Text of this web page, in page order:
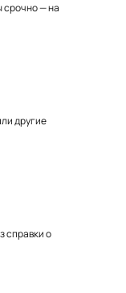
срочно — на
другие
справки о